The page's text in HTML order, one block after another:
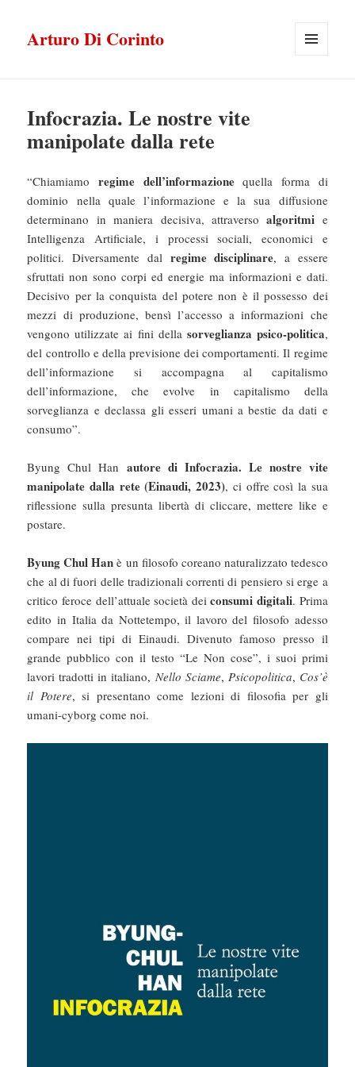
Arturo Di Corinto
Infocrazia. Le nostre vite
manipolate dalla rete
“Chiamiamoregime dell’informazionequella forma di
dominio nella quale l’informazione e la sua diffusione
determinano in maniera decisiva, attraversoalgoritmi e
Intelligenza Artificiale, i processi sociali, economici e
politici. Diversamente dal regime disciplinare, a essere
sfruttati non sono corpi ed energie ma informazioni e dati.
Decisivo per la conquista del potere non è il possesso dei
mezzi di produzione, bensì l’accesso a informazioni che
vengono utilizzate ai fini della sorveglianza psico-politica,
del controllo e della previsione dei comportamenti. Il regime
dell’informazione si accompagna al capitalismo
dell’informazione, che evolve in capitalismo della
sorveglianza e declassa gli esseri umani a bestie da dati e
consumo”.
Byung Chul Han autore di Infocrazia. Le nostre vite
manipolate dalla rete (Einaudi, 2023), ci offre così la sua
riflessione sulla presunta libertà di cliccare, mettere like e
postare.
Byung Chul Han è un filosofo coreano naturalizzato tedesco
che al di fuori delle tradizionali correnti di pensiero si erge a
critico feroce dell’attuale società deiconsumi digitali. Prima
edito in Italia da Nottetempo, il lavoro del filosofo adesso
compare nei tipi di Einaudi. Divenuto famoso presso il
grande pubblico con il testo “Le Non cose”, i suoi primi
lavori tradotti in italiano, Nello Sciame, Psicopolitica, Cos’è
il Potere, si presentano come lezioni di filosofia per gli
umani-cyborg come noi.